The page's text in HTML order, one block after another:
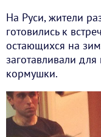
На Руси, жители
готовились к
остающихся на
заготавливали
кормушки.